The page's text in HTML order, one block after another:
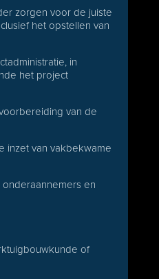
zorgen voor de juiste
het opstellen van
in
het project
van de
inzet van vakbekwame
en
of